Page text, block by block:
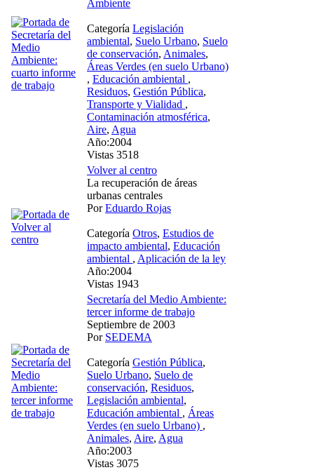
Ambiente
Categoría Legislación
ambiental, Suelo Urbano, Suelo
de conservación, Animales,
Áreas Verdes (en suelo Urbano)
, Educación ambiental ,
Residuos, Gestión Pública,
Transporte y Vialidad ,
Contaminación atmosférica,
Aire, Agua
Año:2004
Vistas 3518
Volver al centro
La recuperación de áreas
urbanas centrales
PorEduardo Rojas
Categoría Otros, Estudios de
impacto ambiental, Educación
ambiental , Aplicación de la ley
Año:2004
Vistas 1943
Secretaría del Medio Ambiente:
tercer informe de trabajo
Septiembre de 2003
Por SEDEMA
Categoría Gestión Pública,
Suelo Urbano, Suelo de
conservación, Residuos,
Legislación ambiental,
Educación ambiental , Áreas
Verdes (en suelo Urbano) ,
Animales, Aire, Agua
Año:2003
Vistas 3075